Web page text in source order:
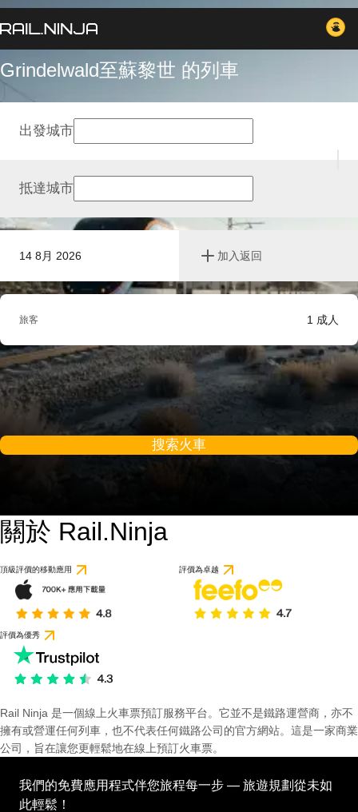
Grindelwald至蘇黎世 的列車
14 8月 2026 加入返回
出發城市
抵達城市
旅客 1 成人
搜索火車
關於 Rail.Ninja
頂級評價的移動應用 評價為卓越
評價為優秀
Rail Ninja 是一個線上火車票預訂服務平台。它並不是鐵路運營商，亦不
擁有或營運任何列車，也不代表任何鐵路公司的官方網站。這是一家商業
公司，旨在讓您更輕鬆地在線上預訂火車票。
我們的免費應用程式伴您旅程每一步 — 旅遊規劃從未如
此輕鬆！